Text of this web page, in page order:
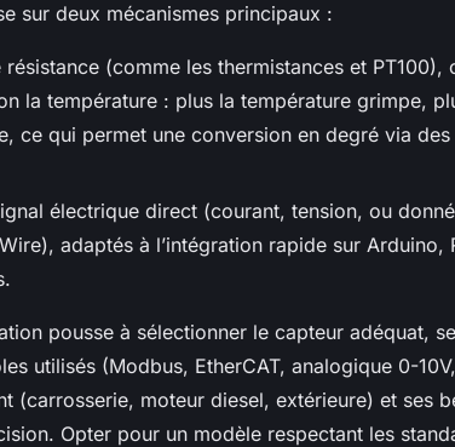
sur deux mécanismes principaux :
(comme les thermistances et PT100),
la température : plus la température grimpe,
ce qui permet une conversion en degré via
électrique direct (courant, tension, ou
adaptés à l’intégration rapide sur Arduino,
pousse à sélectionner le capteur adéquat,
utilisés (Modbus, EtherCAT, analogique 0-10V,
(carrosserie, moteur diesel, extérieure) et ses
Opter pour un modèle respectant les